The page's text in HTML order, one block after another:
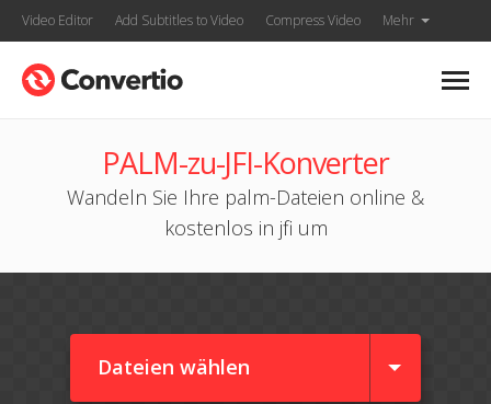
Video Editor Add Subtitles to Video Compress Video Mehr
PALM-zu-JFI-Konverter
Wandeln Sie Ihre palm-Dateien online &
kostenlos in jfi um
Dateien wählen